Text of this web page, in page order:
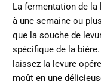
La fermentation de la
à une semaine ou
que la souche de
spécifique de la
laissez la levure
moût en une